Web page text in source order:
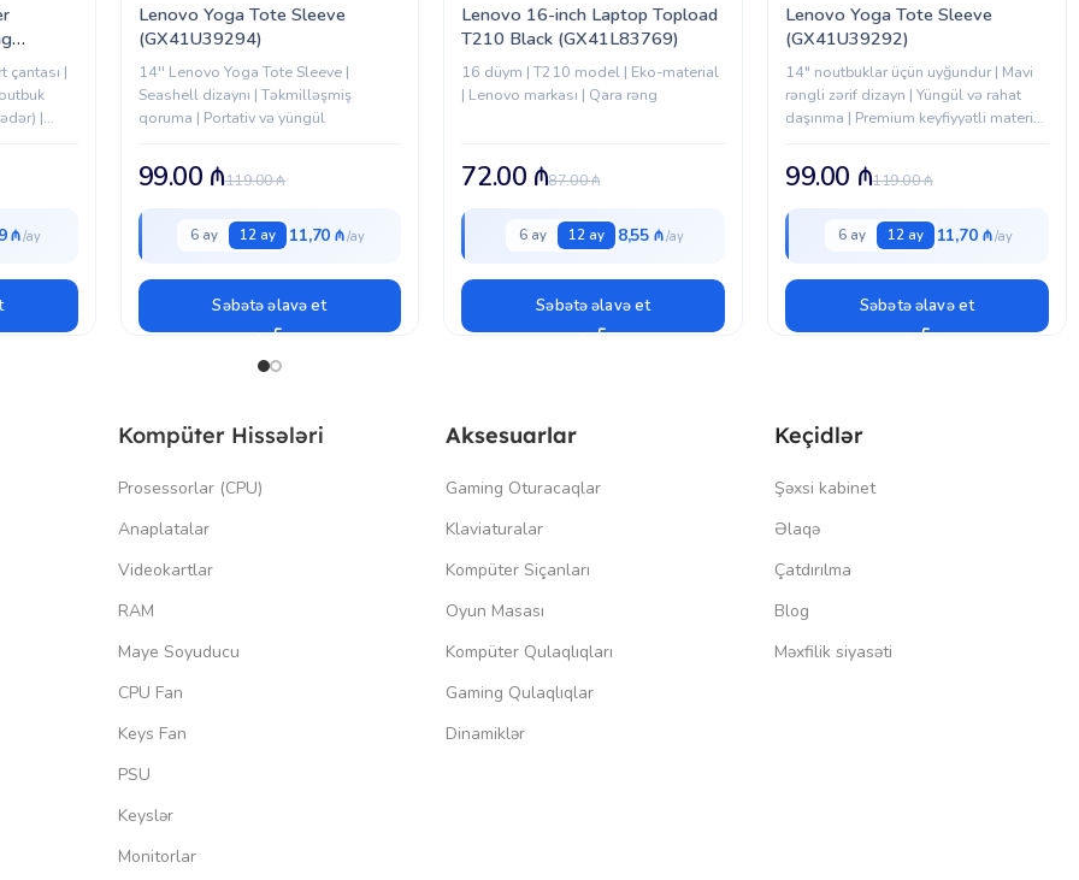
çantası |
|
₼
Lenovo Yoga Tote Sleeve
(GX41U39294)
14'' Lenovo Yoga Tote Sleeve |
Seashell dizaynı | Təkmilləşmiş
qoruma | Portativ və yüngül
119.00₼
99.00 ₼
6 ay 12 ay 11,70 ₼
Səbətə əlavə et
Lenovo 16-inch Laptop Topload
T210 Black (GX41L83769)
16 düym | T210 model | Eko-material
| Lenovo markası | Qara rəng
87.00₼
72.00 ₼
6 ay 12 ay 8,55 ₼
Səbətə əlavə et
Lenovo Yoga Tote Sleeve
(GX41U39292)
14" noutbuklar üçün uyğundur | Mavi
rəngli zərif dizayn | Yüngül və rahat
daşınma | Premium keyfiyyətli material
119.00₼
99.00 ₼
6 ay 12 ay 11,70 ₼
Səbətə əlavə et
Kompüter Hissələri
Prosessorlar (CPU)
Anaplatalar
Videokartlar
RAM
Maye Soyuducu
CPU Fan
Keys Fan
PSU
Keyslər
Monitorlar
Aksesuarlar
Gaming Oturacaqlar
Klaviaturalar
Kompüter Siçanları
Oyun Masası
Kompüter Qulaqlıqları
Gaming Qulaqlıqlar
Dinamiklər
Keçidlər
Şəxsi kabinet
Əlaqə
Çatdırılma
Blog
Məxfilik siyasəti